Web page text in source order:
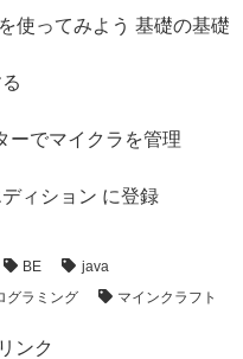
使ってみよう 基礎の基礎
ーでマイクラを管理
ィション に登録
BE
java
グラミング マインクラフト
ンク